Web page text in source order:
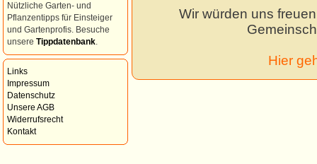
Nützliche Garten- und
Pflanzentipps für Einsteiger
und Gartenprofis. Besuche
unsere Tippdatenbank
Links
Impressum
Datenschutz
Unsere AGB
Widerrufsrecht
Kontakt
Wir würden uns
Hier